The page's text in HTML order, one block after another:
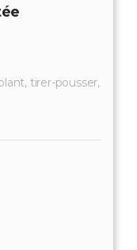
tirer-pousser,